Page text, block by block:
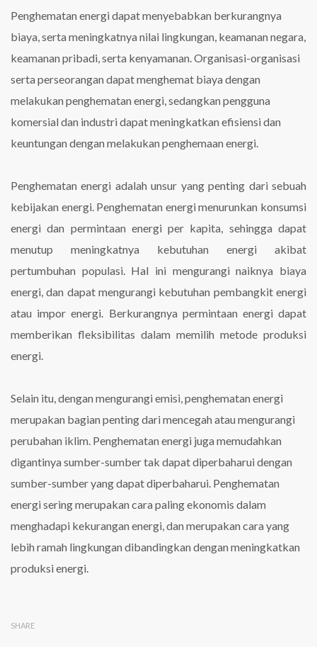
Penghematan energi dapat menyebabkan berkurangnya
biaya, serta meningkatnya nilai lingkungan, keamanan negara,
keamanan pribadi, serta kenyamanan. Organisasi-organisasi
serta perseorangan dapat menghemat biaya dengan
melakukan penghematan energi, sedangkan pengguna
komersial dan industri dapat meningkatkan efisiensi dan
keuntungan dengan melakukan penghemaan energi.
Penghematan energi adalah unsur yang penting dari sebuah
kebijakan energi. Penghematan energi menurunkan konsumsi
energi dan permintaan energi per kapita, sehingga dapat
menutup meningkatnya kebutuhan energi akibat
pertumbuhan populasi. Hal ini mengurangi naiknya biaya
energi, dan dapat mengurangi kebutuhan pembangkit energi
atau impor energi. Berkurangnya permintaan energi dapat
memberikan fleksibilitas dalam memilih metode produksi
energi.
Selain itu, dengan mengurangi emisi, penghematan energi
merupakan bagian penting dari mencegah atau mengurangi
perubahan iklim. Penghematan energi juga memudahkan
digantinya sumber-sumber tak dapat diperbaharui dengan
sumber-sumber yang dapat diperbaharui. Penghematan
energi sering merupakan cara paling ekonomis dalam
menghadapi kekurangan energi, dan merupakan cara yang
lebih ramah lingkungan dibandingkan dengan meningkatkan
produksi energi.
SHARE